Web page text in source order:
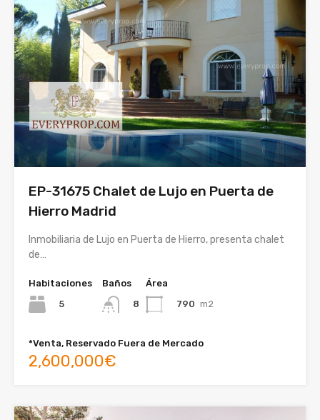
EP-31675 Chalet de Lujo en Puerta de
Hierro Madrid
Inmobiliaria de Lujo en Puerta de Hierro, presenta chalet
de…
Habitaciones
5
Baños
8
Área
790 m2
*Venta, Reservado Fuera de Mercado
2,600,000€